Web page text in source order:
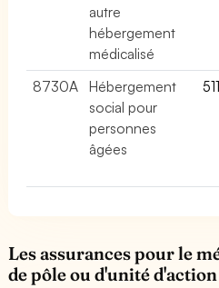
autre
hébergement
médicalisé
8730A
Hébergement
social pour
personnes
âgées
Les assurances pour le
de pôle ou d'unité